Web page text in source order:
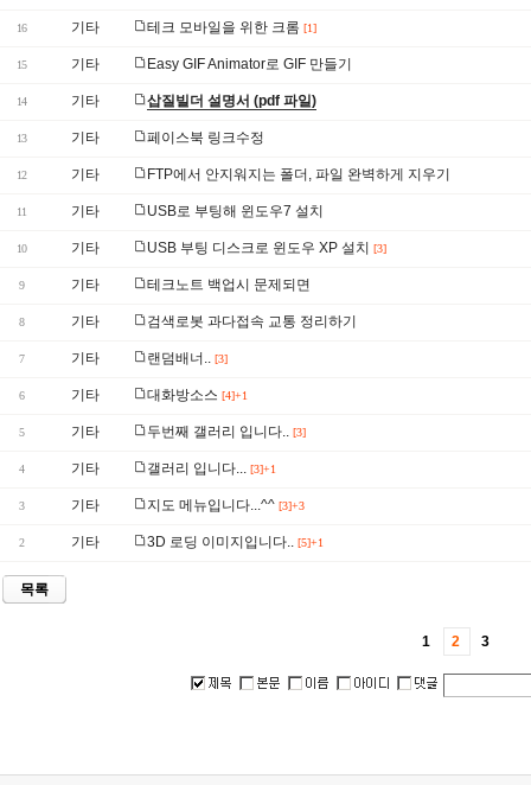
16 기타 테크 모바일을 위한 크롬 [1]
15 기타 Easy GIF Animator로 GIF 만들기
14 기타 삽질빌더 설명서 (pdf 파일)
13 기타 페이스북 링크수정
12 기타 FTP에서 안지워지는 폴더, 파일 완벽하게 지우기
11 기타 USB로 부팅해 윈도우7 설치
10 기타 USB 부팅 디스크로 윈도우 XP 설치 [3]
9 기타 테크노트 백업시 문제되면
8 기타 검색로봇 과다접속 교통 정리하기
7 기타 랜덤배너.. [3]
6 기타 대화방소스 [4]+1
5 기타 두번째 갤러리 입니다.. [3]
4 기타 갤러리 입니다... [3]+1
3 기타 지도 메뉴입니다...^^ [3]+3
2 기타 3D 로딩 이미지입니다.. [5]+1
목록
1 2 3